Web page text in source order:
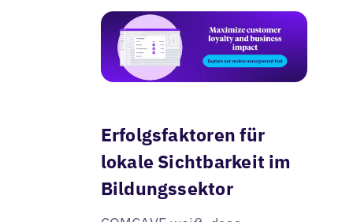
Erfolgsfaktoren für
lokale Sichtbarkeit im
Bildungssektor